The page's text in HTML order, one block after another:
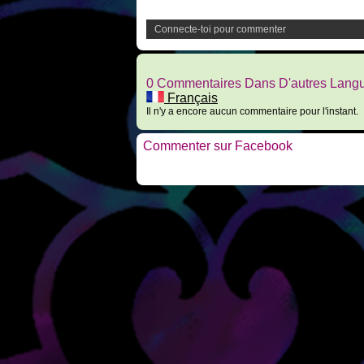
Connecte-toi pour commenter
0 Commentaires Dans D'autres
Français
Il n'y a encore aucun commentaire pour l'instant.
Commenter sur Facebook